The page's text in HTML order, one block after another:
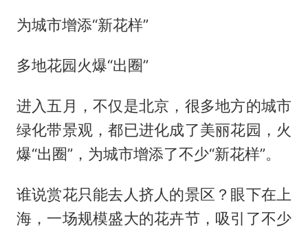
为城市增添“新花样”
多地花园火爆“出圈”
进入五月，不仅是北京，很多地方的城市
绿化带景观，都已进化成了美丽花园，火
爆“出圈”，为城市增添了不少“新花样”。
谁说赏花只能去人挤人的景区？眼下在上
海，一场规模盛大的花卉节，吸引了不少